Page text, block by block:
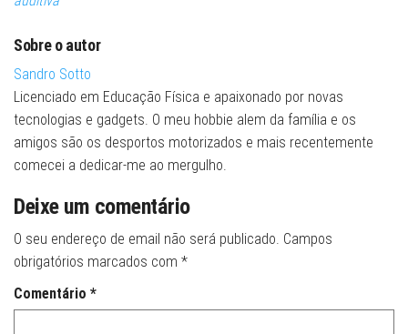
Sobre o autor
Sandro Sotto
Licenciado em Educação Física e apaixonado por novas
tecnologias e gadgets. O meu hobbie alem da família e os
amigos são os desportos motorizados e mais recentemente
comecei a dedicar-me ao mergulho.
Deixe um comentário
O seu endereço de email não será publicado. Campos
obrigatórios marcados com *
Comentário *